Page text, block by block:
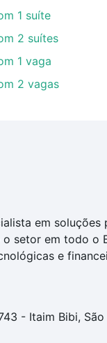
1 suíte
2 suítes
1 vaga
2 vagas
em soluções
o setor em todo o
e
- Itaim Bibi,